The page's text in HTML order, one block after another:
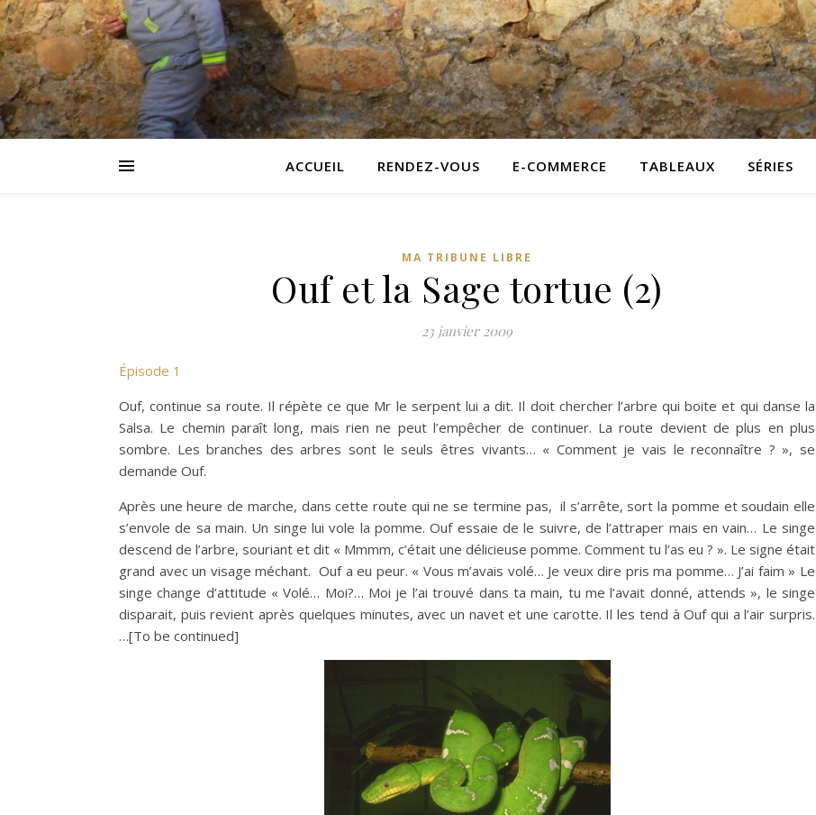
ACCUEIL RENDEZ-VOUS E-COMMERCE TABLEAUX SÉRIES
MA TRIBUNE LIBRE
Ouf et la Sage tortue (2)
23 janvier 2009
Épisode 1
Ouf, continue sa route. Il répète ce que Mr le serpent lui a dit. Il doit chercher l’arbre qui boite et qui danse la
Salsa. Le chemin paraît long, mais rien ne peut l’empêcher de continuer. La route devient de plus en plus
sombre. Les branches des arbres sont le seuls êtres vivants… « Comment je vais le reconnaître ? », se
demande Ouf.
Après une heure de marche, dans cette route qui ne se termine pas, il s’arrête, sort la pomme et soudain elle
s’envole de sa main. Un singe lui vole la pomme. Ouf essaie de le suivre, de l’attraper mais en vain… Le singe
descend de l’arbre, souriant et dit « Mmmm, c’était une délicieuse pomme. Comment tu l’as eu ? ». Le signe était
grand avec un visage méchant. Ouf a eu peur. « Vous m’avais volé… Je veux dire pris ma pomme… J’ai faim » Le
singe change d’attitude « Volé… Moi?… Moi je l’ai trouvé dans ta main, tu me l’avait donné, attends », le singe
disparait, puis revient après quelques minutes, avec un navet et une carotte. Il les tend à Ouf qui a l’air surpris.
…[To be continued]